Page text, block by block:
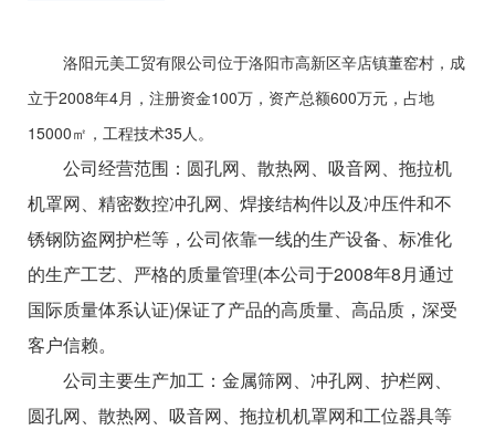
洛阳元美工贸有限公司位于洛阳市高新区辛店镇董窑村，成
立于2008年4月，注册资金100万，资产总额600万元，占地
15000㎡，工程技术35人。
公司经营范围：圆孔网、散热网、吸音网、拖拉机
机罩网、精密数控冲孔网、焊接结构件以及冲压件和不
锈钢防盗网护栏等，公司依靠一线的生产设备、标准化
的生产工艺、严格的质量管理(本公司于2008年8月通过
国际质量体系认证)保证了产品的高质量、高品质，深受
客户信赖。
公司主要生产加工：金属筛网、冲孔网、护栏网、
圆孔网、散热网、吸音网、拖拉机机罩网和工位器具等